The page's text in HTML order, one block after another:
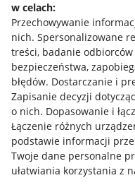
w celach:
Przechowywanie
nich. Spersonalizowane
treści, badanie
bezpieczeństwa,
błędów. Dostarczanie i
Zapisanie decyzji
o nich. Dopasowanie i
Łączenie różnych
podstawie informacji
Twoje dane personalne
ułatwiania korzystania z
Allegro Gadane dla
Allegro Gadane dla
Mapa miejscowości
Informacje prawne
Regulamin
Polityka plików "cookies"
Ustawienia plików